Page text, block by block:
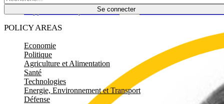
Se connecter
POLICY AREAS
Economie
Politique
Agriculture et Alimentation
Santé
Technologies
Energie, Environnement et Transport
Défense
Économie